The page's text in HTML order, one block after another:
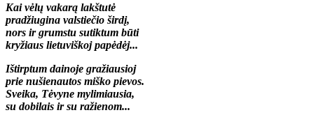
Kai vėlų vakarą lakštutė
pradžiugina valstiečio širdį,
nors ir grumstu sutiktum būti
kryžiaus lietuviškoj papėdėj...
Ištirptum dainoje gražiausioj
prie nušienautos miško pievos.
Sveika, Tėvyne mylimiausia,
su dobilais ir su ražienom...